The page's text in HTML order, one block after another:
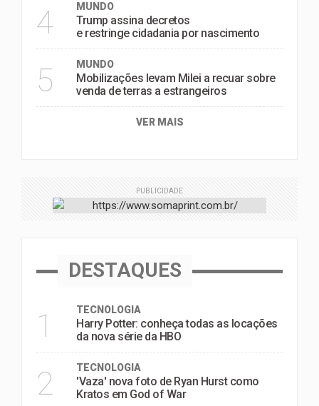
4 MUNDO
Trump assina decretos
e restringe cidadania por nascimento
5 MUNDO
Mobilizações levam Milei a recuar sobre
venda de terras a estrangeiros
VER MAIS
PUBLICIDADE
DESTAQUES
1 TECNOLOGIA
Harry Potter: conheça todas as locações
da nova série da HBO
2 TECNOLOGIA
'Vaza' nova foto de Ryan Hurst como
Kratos em God of War